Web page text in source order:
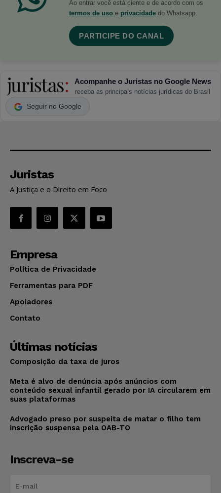
Ao entrar você está ciente e de acordo com os
termos de uso e privacidade do Whatsapp.
PARTICIPE DO CANAL
Acompanhe o Juristas no Google News
receba as principais notícias jurídicas do Brasil
Seguir no Google
Juristas
A Justiça e o Direito em Foco
Empresa
Política de Privacidade
Ferramentas para PDF
Apoiadores
Contato
Últimas notícias
Composição da taxa de juros
Meta é alvo de denúncia após anúncios com
conteúdo sexual infantil gerado por IA circularem em
suas plataformas
Advogado preso por suspeita de matar o filho tem
inscrição suspensa pela OAB-TO
Inscreva-se